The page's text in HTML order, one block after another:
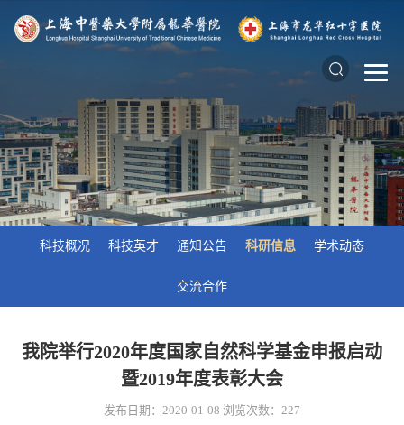
科技概况 科技英才 通知公告 科研信息 学术动态
交流合作
我院举行2020年度国家自然科学基金申报启动
暨2019年度表彰大会
发布日期：2020-01-08 浏览次数： 227